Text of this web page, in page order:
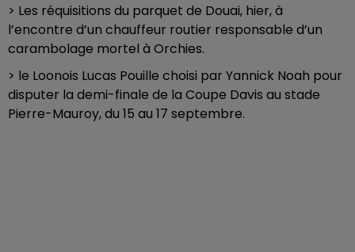
> Les réquisitions du parquet de Douai, hier, à
l’encontre d’un chauffeur routier responsable d’un
carambolage mortel à Orchies.
> le Loonois Lucas Pouille choisi par Yannick Noah pour
disputer la demi-finale de la Coupe Davis au stade
Pierre-Mauroy, du 15 au 17 septembre.